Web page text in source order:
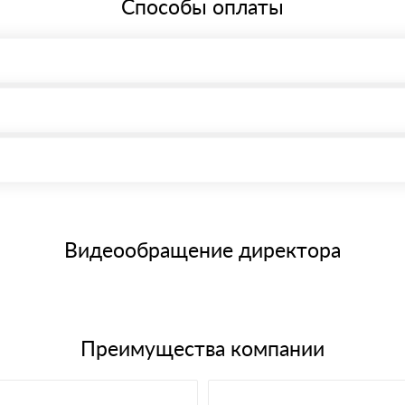
Способы оплаты
банковским картам
Видеообращение директора
Преимущества компании